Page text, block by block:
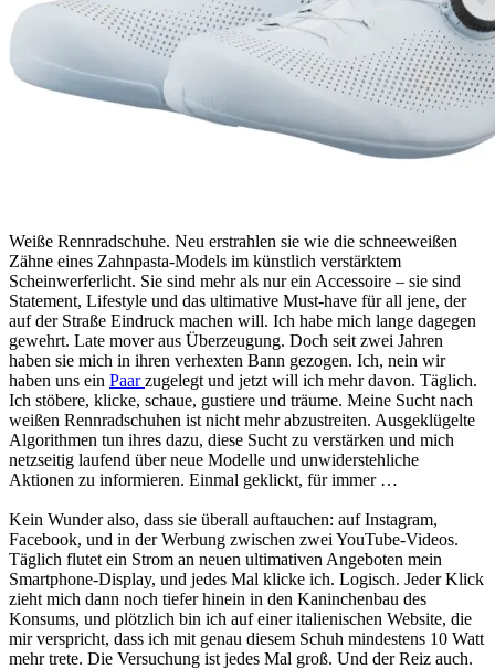
Weiße Rennradschuhe. Neu erstrahlen sie wie die schneeweißen
Zähne eines Zahnpasta-Models im künstlich verstärktem
Scheinwerferlicht. Sie sind mehr als nur ein Accessoire – sie sind
Statement, Lifestyle und das ultimative Must-have für all jene, der
auf der Straße Eindruck machen will. Ich habe mich lange dagegen
gewehrt. Late mover aus Überzeugung. Doch seit zwei Jahren
haben sie mich in ihren verhexten Bann gezogen. Ich, nein wir
haben uns ein Paarzugelegt und jetzt will ich mehr davon. Täglich.
Ich stöbere, klicke, schaue, gustiere und träume. Meine Sucht nach
weißen Rennradschuhen ist nicht mehr abzustreiten. Ausgeklügelte
Algorithmen tun ihres dazu, diese Sucht zu verstärken und mich
netzseitig laufend über neue Modelle und unwiderstehliche
Aktionen zu informieren. Einmal geklickt, für immer …
Kein Wunder also, dass sie überall auftauchen: auf Instagram,
Facebook, und in der Werbung zwischen zwei YouTube-Videos.
Täglich flutet ein Strom an neuen ultimativen Angeboten mein
Smartphone-Display, und jedes Mal klicke ich. Logisch. Jeder Klick
zieht mich dann noch tiefer hinein in den Kaninchenbau des
Konsums, und plötzlich bin ich auf einer italienischen Website, die
mir verspricht, dass ich mit genau diesem Schuh mindestens 10 Watt
mehr trete. Die Versuchung ist jedes Mal groß. Und der Reiz auch.